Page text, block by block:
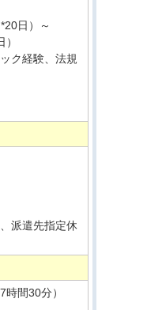
日）～
）
ク経験、法規
派遣先指定休
間30分）